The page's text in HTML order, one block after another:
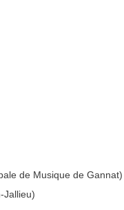
de Musique de Gannat)
Jallieu)